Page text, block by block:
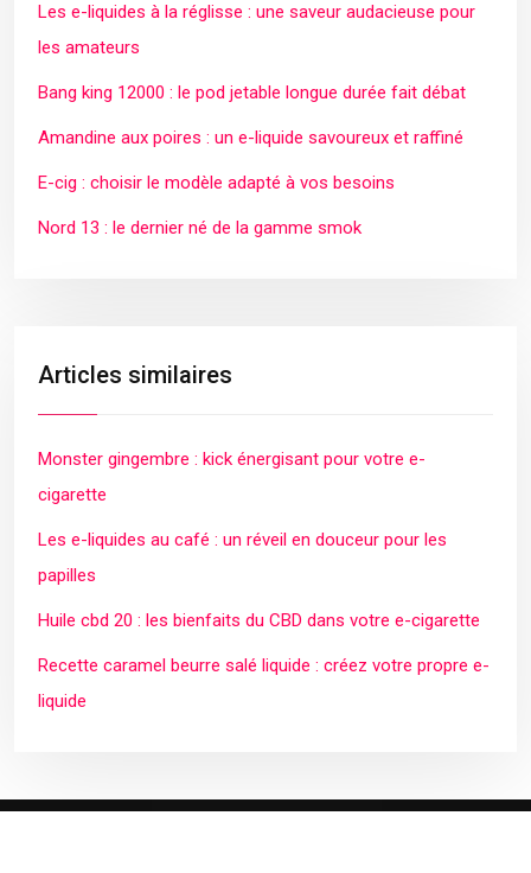
Les e-liquides à la réglisse : une saveur audacieuse pour
les amateurs
Bang king 12000 : le pod jetable longue durée fait débat
Amandine aux poires : un e-liquide savoureux et raffiné
E-cig : choisir le modèle adapté à vos besoins
Nord 13 : le dernier né de la gamme smok
Articles similaires
Monster gingembre : kick énergisant pour votre e-
cigarette
Les e-liquides au café : un réveil en douceur pour les
papilles
Huile cbd 20 : les bienfaits du CBD dans votre e-cigarette
Recette caramel beurre salé liquide : créez votre propre e-
liquide